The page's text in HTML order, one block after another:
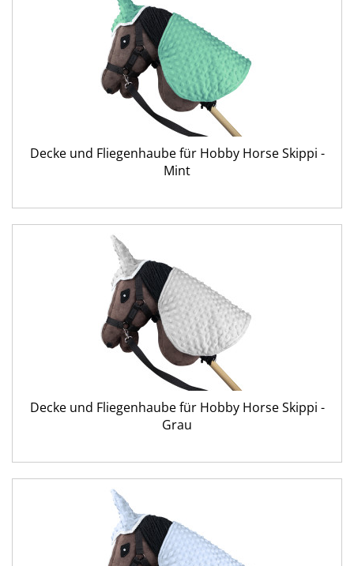
Decke und Fliegenhaube für Hobby Horse Skippi -
Mint
Decke und Fliegenhaube für Hobby Horse Skippi -
Grau